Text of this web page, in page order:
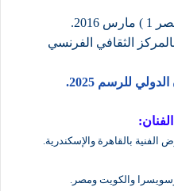
الثقافي الفرنسي
للرسم 2025.
بالقاهرة والإسكندرية.
وسويسرا والكويت ومصر.